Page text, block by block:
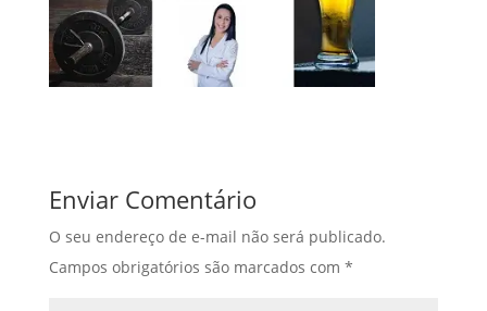
Enviar Comentário
O seu endereço de e-mail não será publicado.
Campos obrigatórios são marcados com *